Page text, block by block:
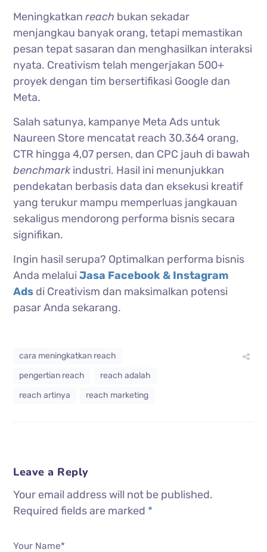
Meningkatkanreach bukan sekadar
menjangkau banyak orang, tetapi memastikan
pesan tepat sasaran dan menghasilkan interaksi
nyata. Creativism telah mengerjakan 500+
proyek dengan tim bersertifikasi Google dan
Meta.
Salah satunya, kampanye Meta Ads untuk
Naureen Store mencatat reach 30.364 orang,
CTR hingga 4,07 persen, dan CPC jauh di bawah
benchmark industri. Hasil ini menunjukkan
pendekatan berbasis data dan eksekusi kreatif
yang terukur mampu memperluas jangkauan
sekaligus mendorong performa bisnis secara
signifikan.
Ingin hasil serupa? Optimalkan performa bisnis
Anda melaluiJasa Facebook & Instagram
Ads di Creativism dan maksimalkan potensi
pasar Anda sekarang.
cara meningkatkan reach
pengertian reach
reach adalah
reach artinya
reach marketing
Leave a Reply
Your email address will not be published.
Required fields are marked *
Your Name*